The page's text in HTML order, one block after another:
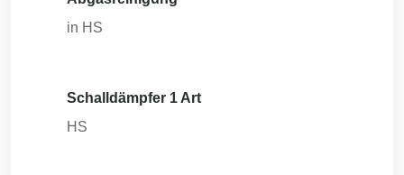
in HS
Schalldämpfer 1 Art
HS